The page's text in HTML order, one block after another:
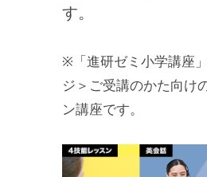
す。
※「進研ゼミ小学講座
ジ＞ご受講のかた向け
ン講座です。